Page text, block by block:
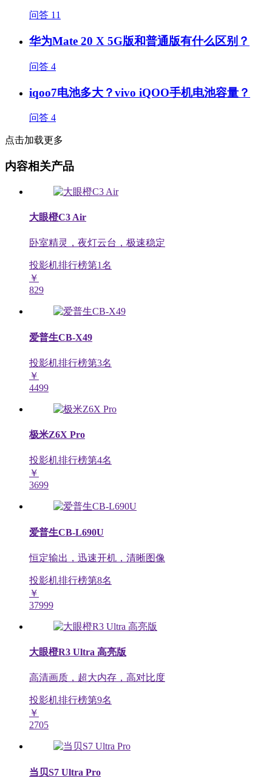
问答 11
华为Mate 20 X 5G版和普通版有什么区别？
问答 4
iqoo7电池多大？vivo iQOO手机电池容量？
问答 4
点击加载更多
内容相关产品
大眼橙C3 Air
卧室精灵，夜灯云台，极速稳定
投影机排行榜第1名
￥
829
爱普生CB-X49
投影机排行榜第3名
￥
4499
极米Z6X Pro
投影机排行榜第4名
￥
3699
爱普生CB-L690U
恒定输出，迅速开机，清晰图像
投影机排行榜第8名
￥
37999
大眼橙R3 Ultra 高亮版
高清画质，超大内存，高对比度
投影机排行榜第9名
￥
2705
当贝S7 Ultra Pro